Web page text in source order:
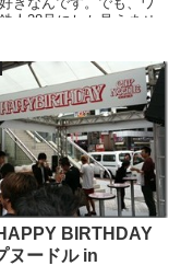
人28号にしか見えませ
BIRTHDAY
ヌードル in